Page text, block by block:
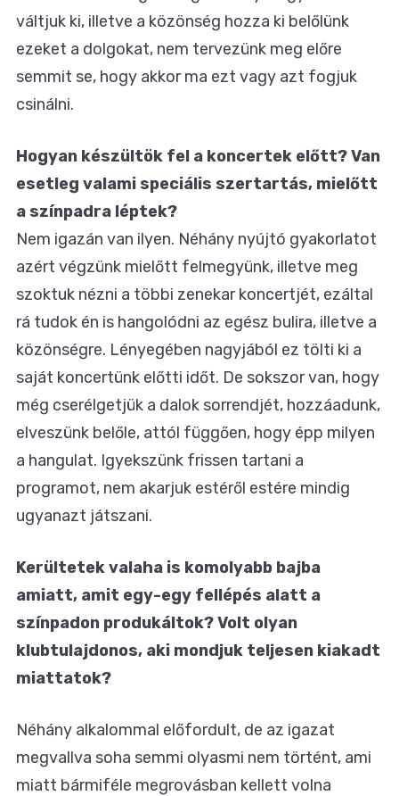
váltjuk ki, illetve a közönség hozza ki belőlünk
ezeket a dolgokat, nem tervezünk meg előre
semmit se, hogy akkor ma ezt vagy azt fogjuk
csinálni.
Hogyan készültök fel a koncertek előtt? Van
esetleg valami speciális szertartás, mielőtt
a színpadra léptek?
Nem igazán van ilyen. Néhány nyújtó gyakorlatot
azért végzünk mielőtt felmegyünk, illetve meg
szoktuk nézni a többi zenekar koncertjét, ezáltal
rá tudok én is hangolódni az egész bulira, illetve a
közönségre. Lényegében nagyjából ez tölti ki a
saját koncertünk előtti időt. De sokszor van, hogy
még cserélgetjük a dalok sorrendjét, hozzáadunk,
elveszünk belőle, attól függően, hogy épp milyen
a hangulat. Igyekszünk frissen tartani a
programot, nem akarjuk estéről estére mindig
ugyanazt játszani.
Kerültetek valaha is komolyabb bajba
amiatt, amit egy-egy fellépés alatt a
színpadon produkáltok? Volt olyan
klubtulajdonos, aki mondjuk teljesen kiakadt
miattatok?
Néhány alkalommal előfordult, de az igazat
megvallva soha semmi olyasmi nem történt, ami
miatt bármiféle megrovásban kellett volna